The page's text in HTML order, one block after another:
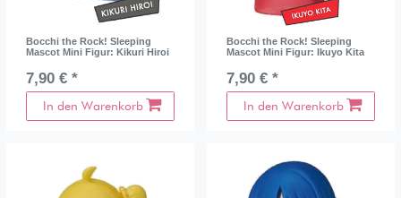
Bocchi the Rock! Sleeping
Mascot Mini Figur: Kikuri Hiroi
7,90 € *
In den Warenkorb
Bocchi the Rock! Sleeping
Mascot Mini Figur: Ikuyo Kita
7,90 € *
In den Warenkorb